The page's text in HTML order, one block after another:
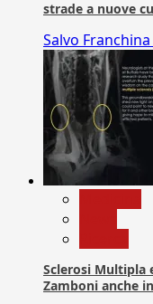
strade a nuove
Salvo Franchina
Sclerosi Multipla
Zamboni anche